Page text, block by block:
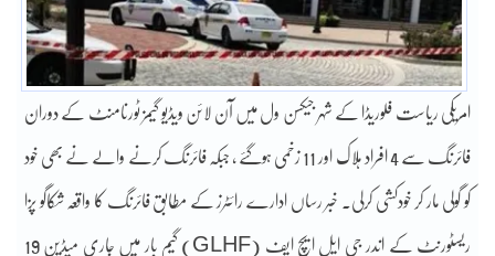
امریکی ریاست فلوریڈا کے شہر جیکسن ول میں آن لائن ویڈیو گیمز ٹورنامنٹ کے دوران
فائرنگ سے 4 افراد ہلاک اور 11 زخمی ہوگئے ، جبکہ فائرنگ کرنے والے نے بھی خود
کو گولی مار کر خودکشی کرلی۔ خبر رساں ادارے رائٹرز کے مطابق فائرنگ کا واقعہ شکاگو پزا
ریسٹورنٹ کے اندر جی ایل ایچ ایف (GLHF) گیم بار میں جاری میڈین 19